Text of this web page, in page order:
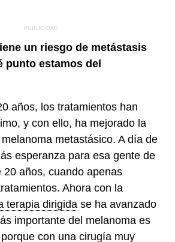
un riesgo de metástasis
punto estamos del
años, los tratamientos han
y con ello, ha mejorado la
metastásico. A día de
esperanza para esa gente de
20 años, cuando apenas
Ahora con la
terapia dirigida se ha avanzado
importante del melanoma es
con una cirugía muy